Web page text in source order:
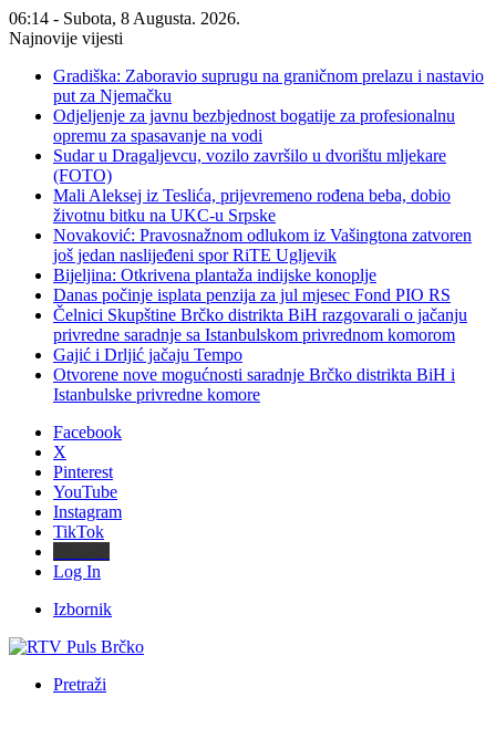
06:14 - Subota, 8 Augusta. 2026.
Najnovije vijesti
Gradiška: Zaboravio suprugu na graničnom prelazu i nastavio
put za Njemačku
Odjeljenje za javnu bezbjednost bogatije za profesionalnu
opremu za spasavanje na vodi
Sudar u Dragaljevcu, vozilo završilo u dvorištu mljekare
(FOTO)
Mali Aleksej iz Teslića, prijevremeno rođena beba, dobio
životnu bitku na UKC-u Srpske
Novaković: Pravosnažnom odlukom iz Vašingtona zatvoren
još jedan naslijeđeni spor RiTE Ugljevik
Bijeljina: Otkrivena plantaža indijske konoplje
Danas počinje isplata penzija za jul mjesec Fond PIO RS
Čelnici Skupštine Brčko distrikta BiH razgovarali o jačanju
privredne saradnje sa Istanbulskom privrednom komorom
Gajić i Drljić jačaju Tempo
Otvorene nove mogućnosti saradnje Brčko distrikta BiH i
Istanbulske privredne komore
Facebook
X
Pinterest
YouTube
Instagram
TikTok
Log In
Izbornik
Pretraži